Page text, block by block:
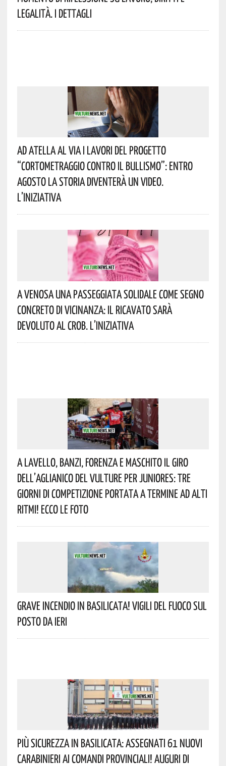
Legalità. I Dettagli
Ad Atella Al Via I Lavori Del Progetto
“Cortometraggio Contro Il Bullismo”: Entro
Agosto La Storia Diventerà Un Video.
L’iniziativa
A Venosa Una Passeggiata Solidale Come Segno
Concreto Di Vicinanza: Il Ricavato Sarà
Devoluto Al CROB. L’iniziativa
A Lavello, Banzi, Forenza E Maschito Il Giro
Dell’Aglianico Del Vulture Per Juniores: Tre
Giorni Di Competizione Portata A Termine Ad Alti
Ritmi! Ecco Le Foto
Grave Incendio In Basilicata! Vigili Del Fuoco Sul
Posto Da Ieri
Più Sicurezza In Basilicata: Assegnati 61 Nuovi
Carabinieri Ai Comandi Provinciali! Auguri Di